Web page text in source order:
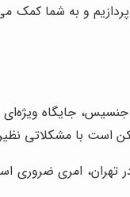
و به شما کمک
و جنسیس، جایگاه
است با مشکلاتی
امری ضروری